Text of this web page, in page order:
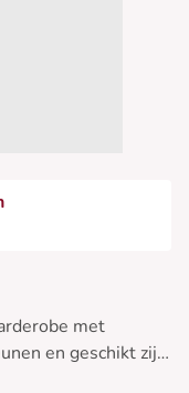
met
en geschikt zijn
of